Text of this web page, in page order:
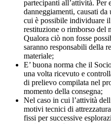
partecipanti all’attività. Per
danneggiamenti, causati
cui è possibile individuare
restituzione o rimborso del
Qualora ciò non fosse
saranno responsabili della
materiale;
E’ buona norma che il
una volta ricevuto e
di prelievo compilata nel
momento della consegna;
Nel caso in cui l’attività
motivi tecnici di
fissi per successive